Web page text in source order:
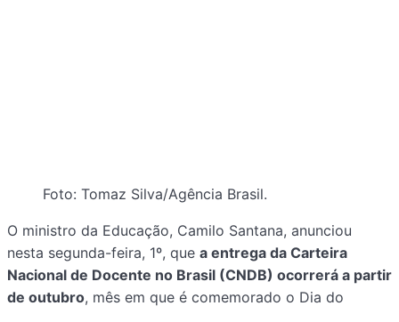
Foto: Tomaz Silva/Agência Brasil.
O ministro da Educação, Camilo Santana, anunciou
nesta segunda-feira, 1º, que a entrega da Carteira
Nacional de Docente no Brasil (CNDB) ocorrerá a partir
de outubro, mês em que é comemorado o Dia do